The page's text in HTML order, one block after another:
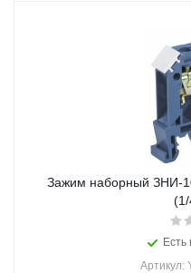
Зажим наборный ЗНИ-
Есть
Артикул: